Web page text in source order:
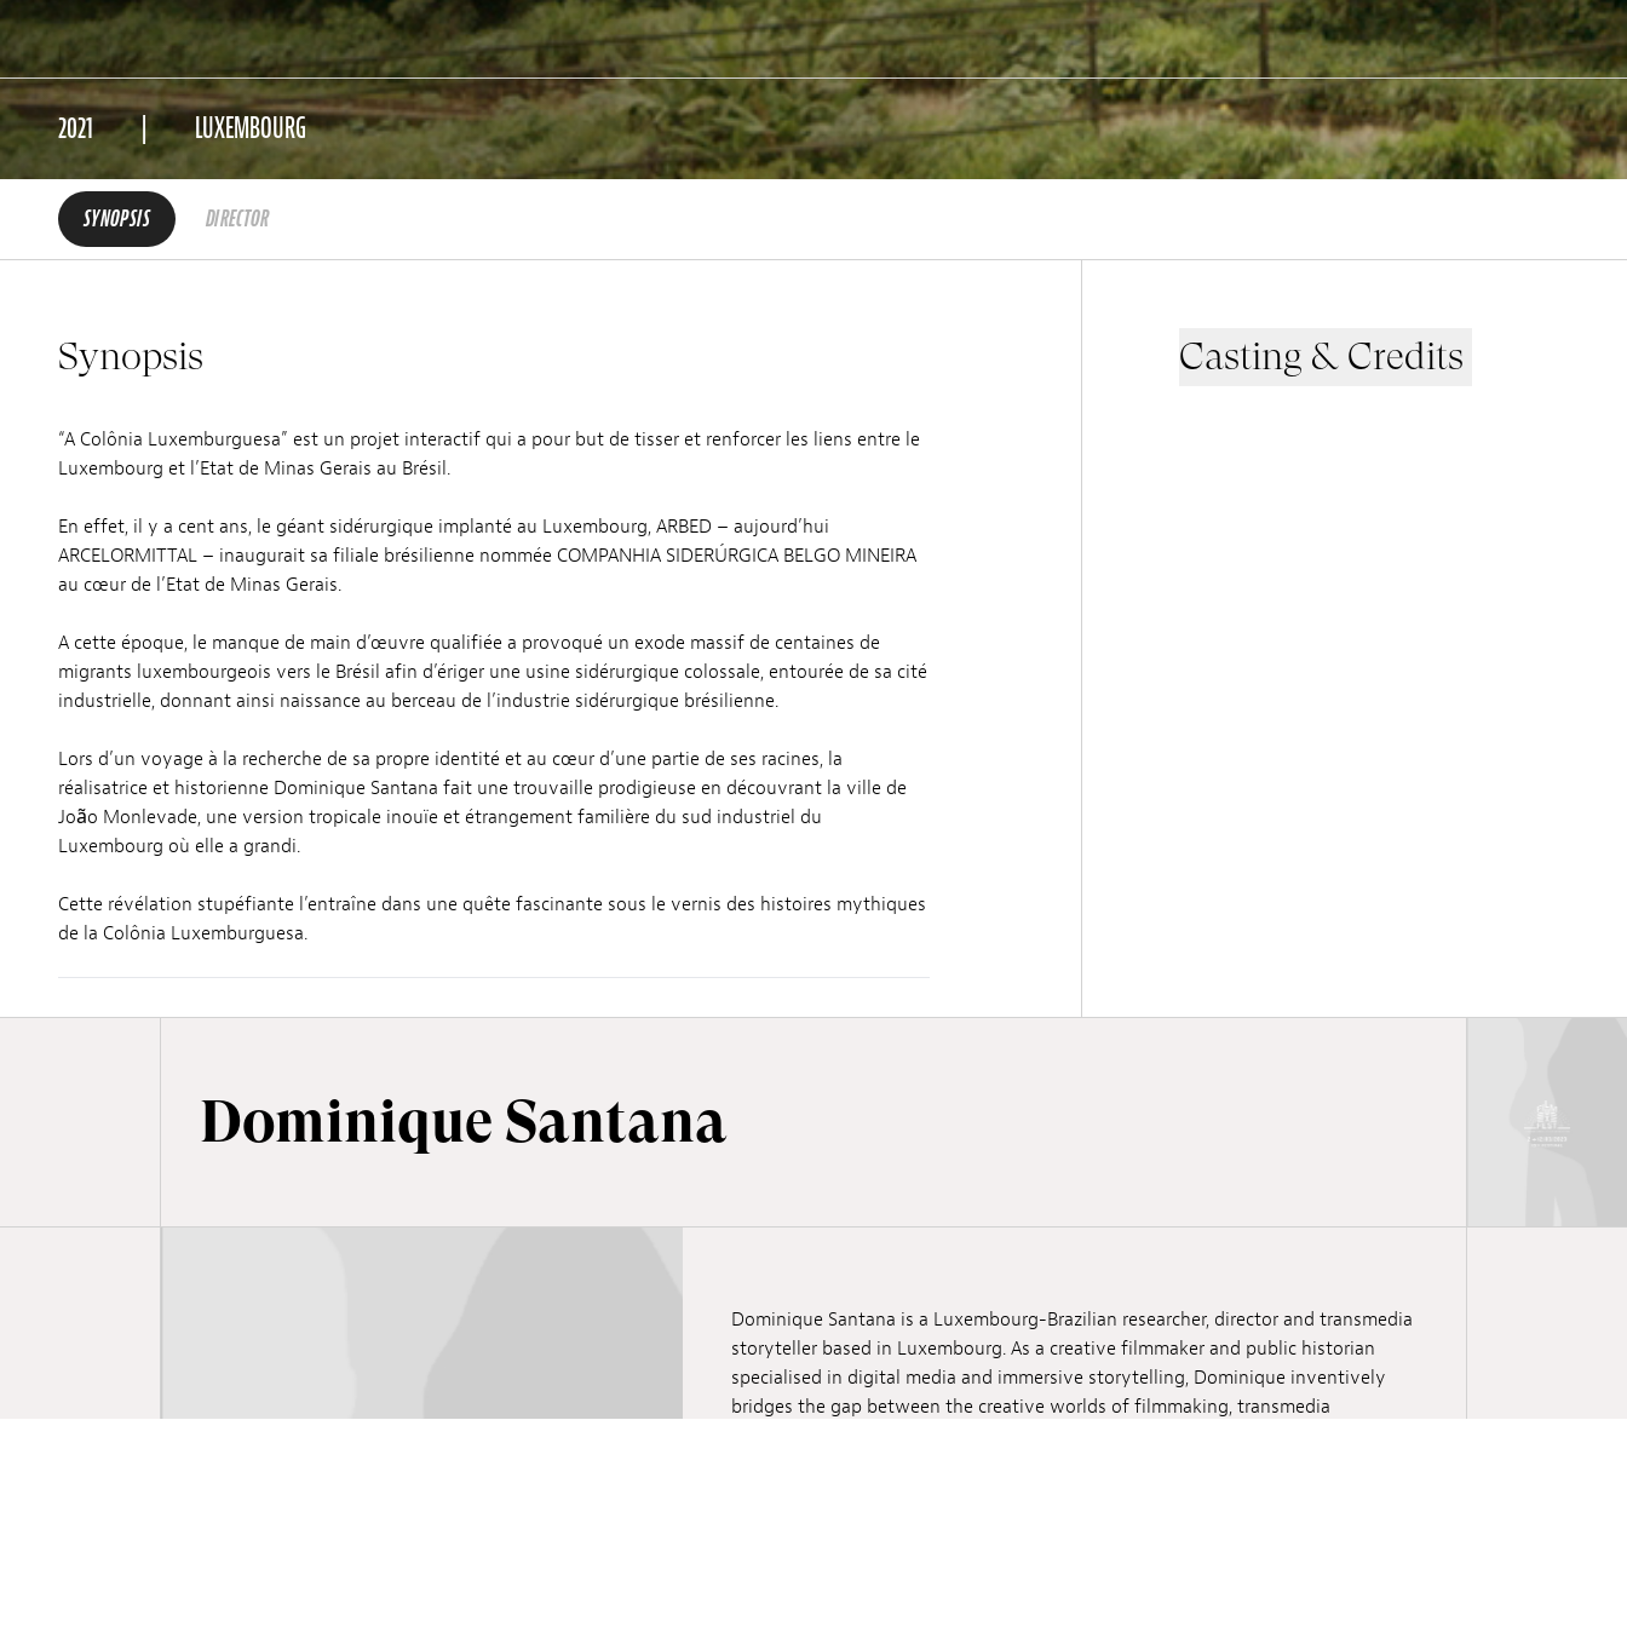
2021 LUXEMBOURG
SYNOPSIS DIRECTOR
Synopsis
“A Colônia Luxemburguesa” est un projet interactif qui a pour but de tisser et renforcer les liens entre le
Luxembourg et l’Etat de Minas Gerais au Brésil.
En effet, il y a cent ans, le géant sidérurgique implanté au Luxembourg, ARBED – aujourd’hui
ARCELORMITTAL – inaugurait sa filiale brésilienne nommée COMPANHIA SIDERÚRGICA BELGO MINEIRA
au cœur de l’Etat de Minas Gerais.
A cette époque, le manque de main d’œuvre qualifiée a provoqué un exode massif de centaines de
migrants luxembourgeois vers le Brésil afin d’ériger une usine sidérurgique colossale, entourée de sa cité
industrielle, donnant ainsi naissance au berceau de l’industrie sidérurgique brésilienne.
Lors d’un voyage à la recherche de sa propre identité et au cœur d’une partie de ses racines, la
réalisatrice et historienne Dominique Santana fait une trouvaille prodigieuse en découvrant la ville de
João Monlevade, une version tropicale inouïe et étrangement familière du sud industriel du
Luxembourg où elle a grandi.
Cette révélation stupéfiante l’entraîne dans une quête fascinante sous le vernis des histoires mythiques
de la Colônia Luxemburguesa.
Casting & Credits
Dominique Santana
Dominique Santana is a Luxembourg-Brazilian researcher, director and transmedia
storyteller based in Luxembourg. As a creative filmmaker and public historian
specialised in digital media and immersive storytelling, Dominique inventively
bridges the gap between the creative worlds of filmmaking, transmedia